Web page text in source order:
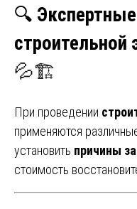
🔍
строительной
💦🏗
При проведении
применяются
установить причины
стоимость